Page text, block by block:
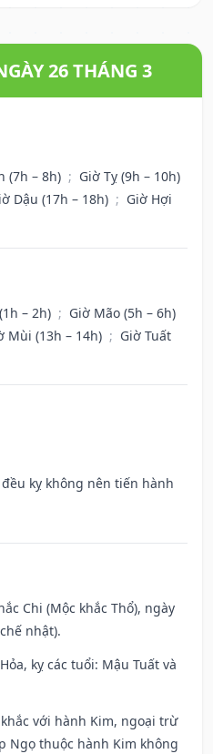
26 THÁNG 3
(7h – 8h) ; Giờ Tỵ (9h – 10h)
Dậu (17h – 18h) ; Giờ Hợi
– 2h) ; Giờ Mão (5h – 6h)
Mùi (13h – 14h) ; Giờ Tuất
kỵ không nên tiến hành
Chi (Mộc khắc Thổ), ngày
nhật).
kỵ các tuổi: Mậu Tuất và
với hành Kim, ngoại trừ
Ngọ thuộc hành Kim không